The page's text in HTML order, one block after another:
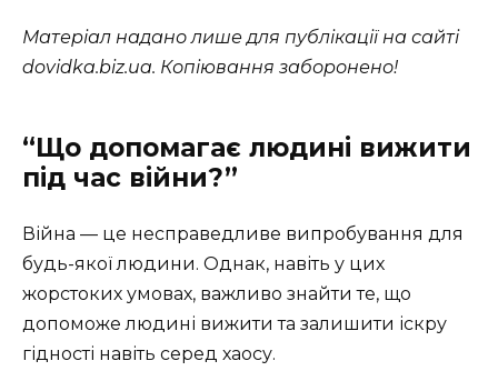
Матеріал надано лише для публікації на сайті
dovidka.biz.ua. Копіювання заборонено!
“Що допомагає людині вижити
під час війни?”
Війна — це несправедливе випробування для
будь-якої людини. Однак, навіть у цих
жорстоких умовах, важливо знайти те, що
допоможе людині вижити та залишити іскру
гідності навіть серед хаосу.